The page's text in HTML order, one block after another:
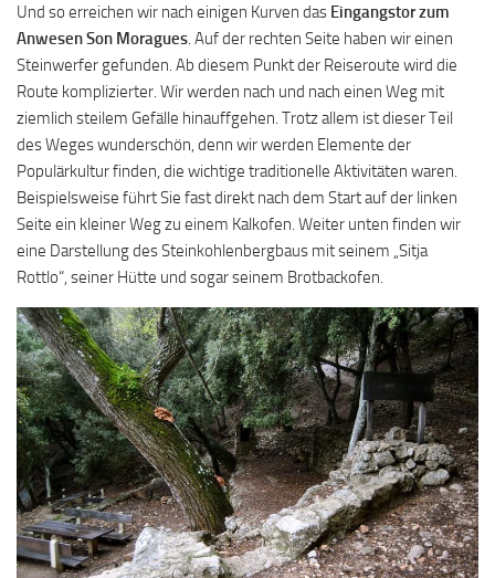
Und so erreichen wir nach einigen Kurven das Eingangstor zum
Anwesen Son Moragues . Auf der rechten Seite haben wir einen
Steinwerfer gefunden. Ab diesem Punkt der Reiseroute wird die
Route komplizierter. Wir werden nach und nach einen Weg mit
ziemlich steilem Gefälle hinauffgehen. Trotz allem ist dieser Teil
des Weges wunderschön, denn wir werden Elemente der
Populärkultur finden, die wichtige traditionelle Aktivitäten waren.
Beispielsweise führt Sie fast direkt nach dem Start auf der linken
Seite ein kleiner Weg zu einem Kalkofen. Weiter unten finden wir
eine Darstellung des Steinkohlenbergbaus mit seinem „Sitja
Rottlo“, seiner Hütte und sogar seinem Brotbackofen.